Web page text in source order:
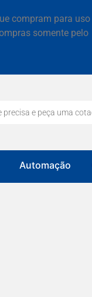
compram para uso
somente pelo
Automação